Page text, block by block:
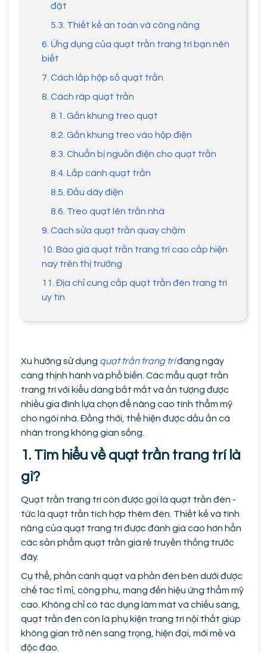
đặt
5.3. Thiết kế an toàn và công năng
6. Ứng dụng của quạt trần trang trí bạn nên
biết
7. Cách lắp hộp số quạt trần
8. Cách ráp quạt trần
8.1. Gắn khung treo quạt
8.2. Gắn khung treo vào hộp điện
8.3. Chuẩn bị nguồn điện cho quạt trần
8.4. Lắp cánh quạt trần
8.5. Đấu dây điện
8.6. Treo quạt lên trần nhà
9. Cách sửa quạt trần quay chậm
10. Báo giá quạt trần trang trí cao cấp hiện
nay trên thị trường
11. Địa chỉ cung cấp quạt trần đèn trang trí
uy tín
Xu hướng sử dụng quạt trần trang tríđang ngày
càng thịnh hành và phổ biến. Các mẫu quạt trần
trang trí với kiểu dáng bắt mắt và ấn tượng được
nhiều gia đình lựa chọn để nâng cao tính thẩm mỹ
cho ngôi nhà. Đồng thời, thể hiện được dấu ấn cá
nhân trong không gian sống.
1. Tìm hiểu về quạt trần trang trí là
gì?
Quạt trần trang trí còn được gọi là quạt trần đèn -
tức là quạt trần tích hợp thêm đèn. Thiết kế và tính
năng của quạt trang trí được đánh giá cao hơn hẳn
các sản phẩm quạt trần giá rẻ truyền thống trước
đây.
Cụ thể, phần cánh quạt và phần đèn bên dưới được
chế tác tỉ mỉ, công phu, mang đến hiệu ứng thẩm mỹ
cao. Không chỉ có tác dụng làm mát và chiếu sáng,
quạt trần đèn còn là phụ kiện trang trí nội thất giúp
không gian trở nên sang trọng, hiện đại, mới mẻ và
độc đáo.